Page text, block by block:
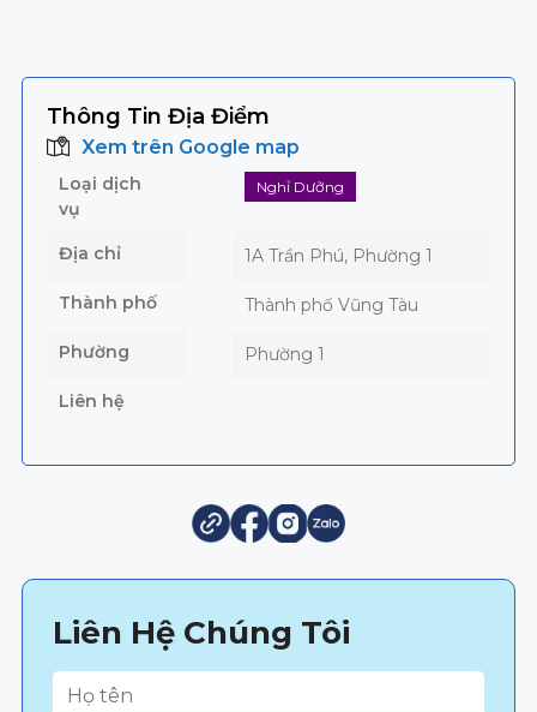
Thông Tin Địa Điểm
Xem trên Google map
Loại dịch
vụ
Nghỉ Dưỡng
Địa chỉ 1A Trần Phú, Phường 1
Thành phố Thành phố Vũng Tàu
Phường Phường 1
Liên hệ
Liên Hệ Chúng Tôi